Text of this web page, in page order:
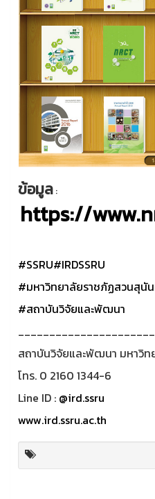
ข้อมูล:
https://
#SSRU#IRDSSRU
#มหาวิทยาลัยราชภัฏสวนสุนั
#สถาบันวิจัยและพัฒนา
สถาบันวิจัยและพัฒนา มหาวิ
โทร. 0 2160 1344-6
Line ID : @ird.ssru
www.ird.ssru.ac.th